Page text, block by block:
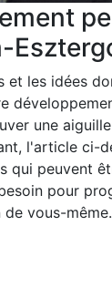
et les idées
une
l'article ci-
qui peuvent
pour
vous-même.